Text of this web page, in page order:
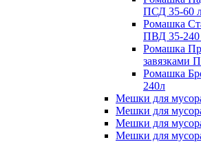
ПСД 35-60
Ромашка
ПВД 35-240
Ромашка
завязками
Ромашка
240л
Мешки для
Мешки для
Мешки для
Мешки для